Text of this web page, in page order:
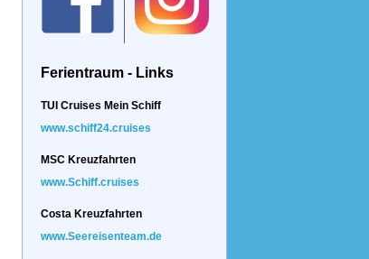
Ferientraum - Links
TUI Cruises Mein Schiff
www.schiff24.cruises
MSC Kreuzfahrten
www.Schiff.cruises
Costa Kreuzfahrten
www.Seereisenteam.de